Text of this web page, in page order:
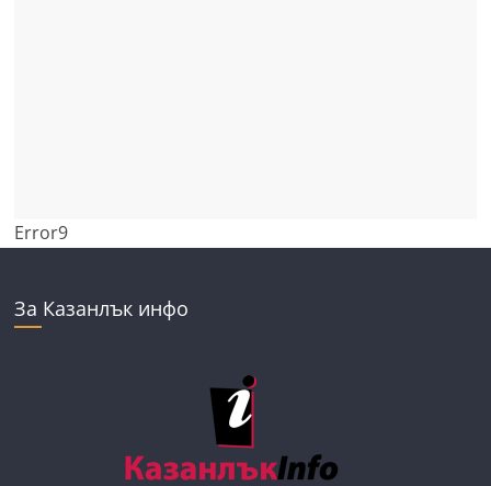
Error9
За Казанлък инфо